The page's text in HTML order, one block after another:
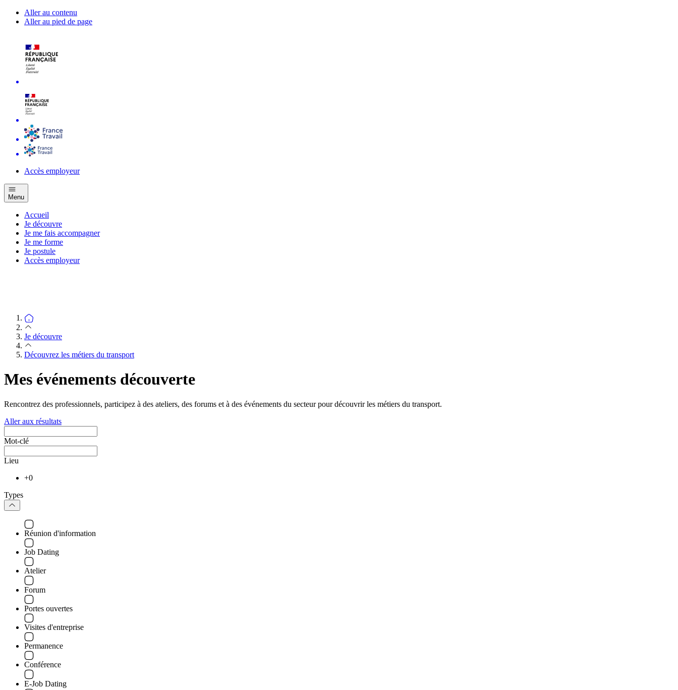
Aller au contenu
Aller au pied de page
Accès employeur
Menu
Accueil
Je découvre
Je me fais accompagner
Je me forme
Je postule
Accès employeur
Je découvre
Découvrez les métiers du transport
Mes événements découverte
Rencontrez des professionnels, participez à des ateliers, des forums et à des événements du secteur pour découvrir les métiers du transport.
Aller aux résultats
Mot-clé
Lieu
+0
Types
Réunion d'information
Job Dating
Atelier
Forum
Portes ouvertes
Visites d'entreprise
Permanence
Conférence
E-Job Dating